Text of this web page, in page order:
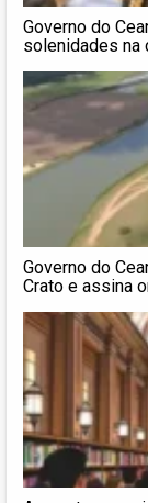
Governo do
solenidades na
Governo do
Crato e assina